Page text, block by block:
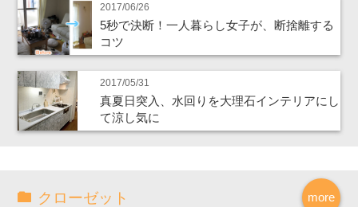
2017/06/26
5秒で決断！一人暮らし女子が、断捨離する
コツ
2017/05/31
真夏日突入、水回りを大理石インテリアにし
て涼し気に
more
クローゼット